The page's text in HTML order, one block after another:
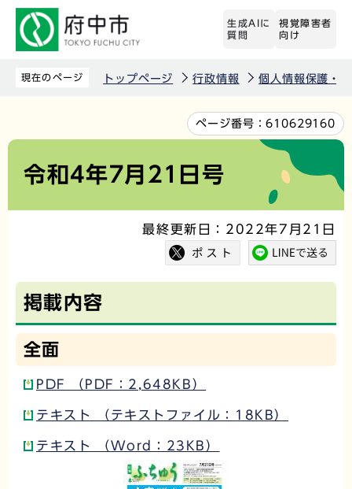
先
す
生成AIに
質問
視覚障害者
向け
現在のページ トップページ 行政情報 個人情報保護・
文
か
ページ番号：610629160
令和4年7月21日号
最終更新日：2022年7月21日
掲載内容
全面
PDF （PDF：2,648KB）
テキスト （テキストファイル：18KB）
テキスト （Word：23KB）